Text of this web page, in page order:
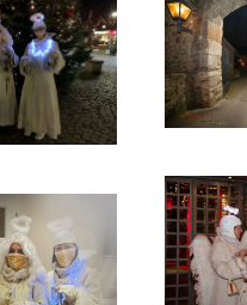
ansehen